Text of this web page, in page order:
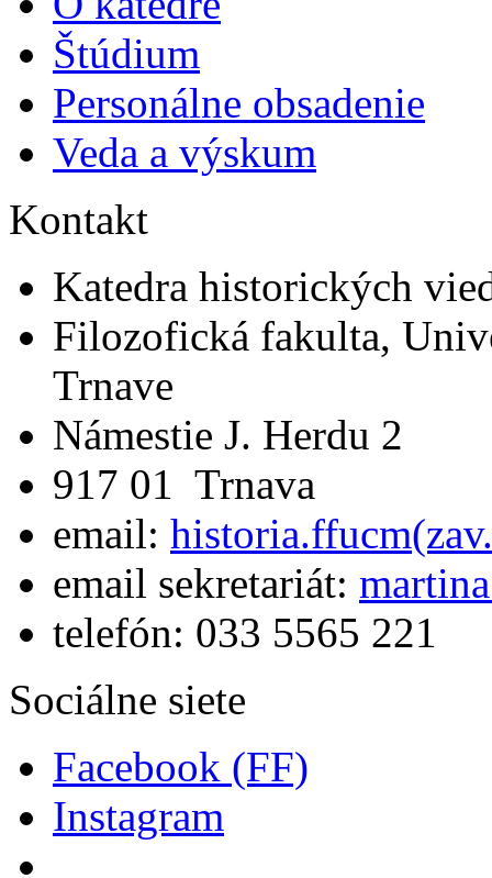
Štúdium
Personálne obsadenie
Veda a výskum
Kontakt
Katedra historických
Filozofická fakulta,
Trnave
Námestie J. Herdu 2
917 01 Trnava
email:
email sekretariát:
telefón: 033 5565 221
Sociálne siete
Facebook (FF)
Instagram